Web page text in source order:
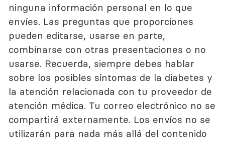
ninguna información personal en lo que
envíes. Las preguntas que proporciones
pueden editarse, usarse en parte,
combinarse con otras presentaciones o no
usarse. Recuerda, siempre debes hablar
sobre los posibles síntomas de la diabetes y
la atención relacionada con tu proveedor de
atención médica. Tu correo electrónico no se
compartirá externamente. Los envíos no se
utilizarán para nada más allá del contenido